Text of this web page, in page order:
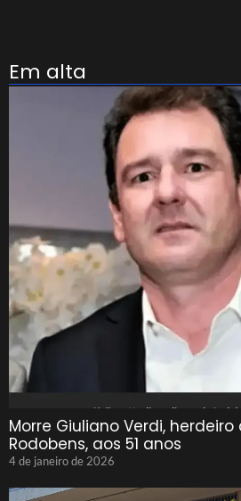
Em alta
Morre Giuliano Verdi,
Rodobens, aos 51 anos
4 de janeiro de 2026